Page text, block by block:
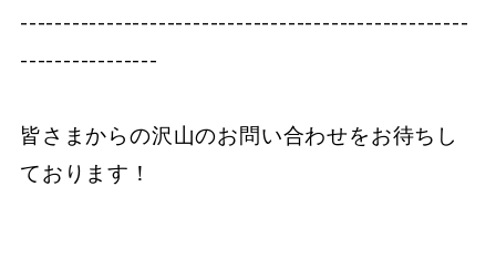
----------------------------------------------------
----------------
皆さまからの沢山のお問い合わせをお待ちし
ております！